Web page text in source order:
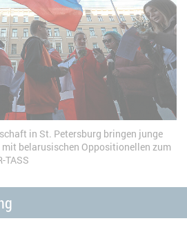
in St. Petersburg bringen junge
belarusischen Oppositionellen zum
TASS